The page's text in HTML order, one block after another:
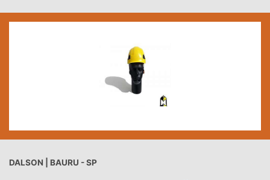
DALSON | BAURU - SP